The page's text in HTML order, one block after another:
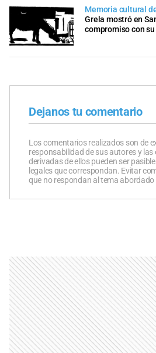
Memoria cultural
Grela mostró en
compromiso con
Dejanos tu comentario
Los comentarios realizados son de
responsabilidad de sus autores y las
derivadas de ellos pueden ser
legales que correspondan. Evitar
que no respondan al tema